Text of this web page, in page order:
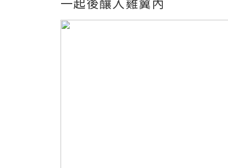
一起後釀入雞翼內